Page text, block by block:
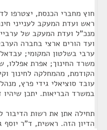
חוץ מחברי הכנסת, יצטרפו
ראש ועדת המעקב לענייני
מנכ"ל ועדת המעקב של
ועד הורים ארצי בחברה
ערבי בשלטון המקומי;
משרד החינוך; אפרת אפללו,
הקודמת, מהמחלקה לחינוך
עובד סוציאלי גידי פרץ,
במשרד הבריאות. יתכן שיהיו
תחילה אתן את רשות הדיבור
הדיון הזה. ראשית, ד"ר